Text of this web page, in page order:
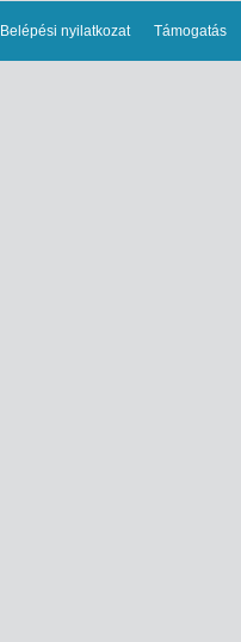
Belépési nyilatkozat Támogatás